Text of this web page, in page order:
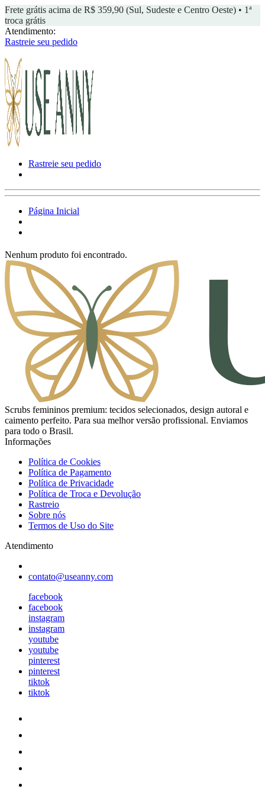
Frete grátis acima de R$ 359,90 (Sul, Sudeste e Centro Oeste) • 1ª
troca grátis
Atendimento:
Rastreie seu pedido
Rastreie seu pedido
Página Inicial
Nenhum produto foi encontrado.
Scrubs femininos premium: tecidos selecionados, design autoral e
caimento perfeito. Para sua melhor versão profissional. Enviamos
para todo o Brasil.
Informações
Política de Cookies
Política de Pagamento
Política de Privacidade
Política de Troca e Devolução
Rastreio
Sobre nós
Termos de Uso do Site
Atendimento
contato@useanny.com
facebook
facebook
instagram
instagram
youtube
youtube
pinterest
pinterest
tiktok
tiktok